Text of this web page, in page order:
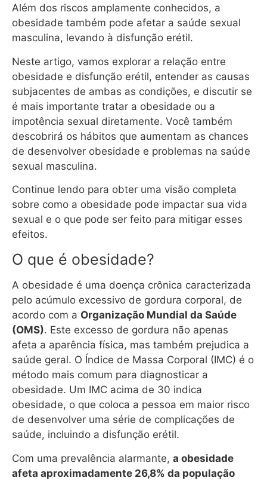
Além dos riscos amplamente conhecidos, a
obesidade também pode afetar a saúde sexual
masculina, levando à disfunção erétil.
Neste artigo, vamos explorar a relação entre
obesidade e disfunção erétil, entender as causas
subjacentes de ambas as condições, e discutir se
é mais importante tratar a obesidade ou a
impotência sexual diretamente. Você também
descobrirá os hábitos que aumentam as chances
de desenvolver obesidade e problemas na saúde
sexual masculina.
Continue lendo para obter uma visão completa
sobre como a obesidade pode impactar sua vida
sexual e o que pode ser feito para mitigar esses
efeitos.
O que é obesidade?
A obesidade é uma doença crônica caracterizada
pelo acúmulo excessivo de gordura corporal, de
acordo com a Organização Mundial da Saúde
(OMS). Este excesso de gordura não apenas
afeta a aparência física, mas também prejudica a
saúde geral. O Índice de Massa Corporal (IMC) é o
método mais comum para diagnosticar a
obesidade. Um IMC acima de 30 indica
obesidade, o que coloca a pessoa em maior risco
de desenvolver uma série de complicações de
saúde, incluindo a disfunção erétil.
Com uma prevalência alarmante, a obesidade
afeta aproximadamente 26,8% da população